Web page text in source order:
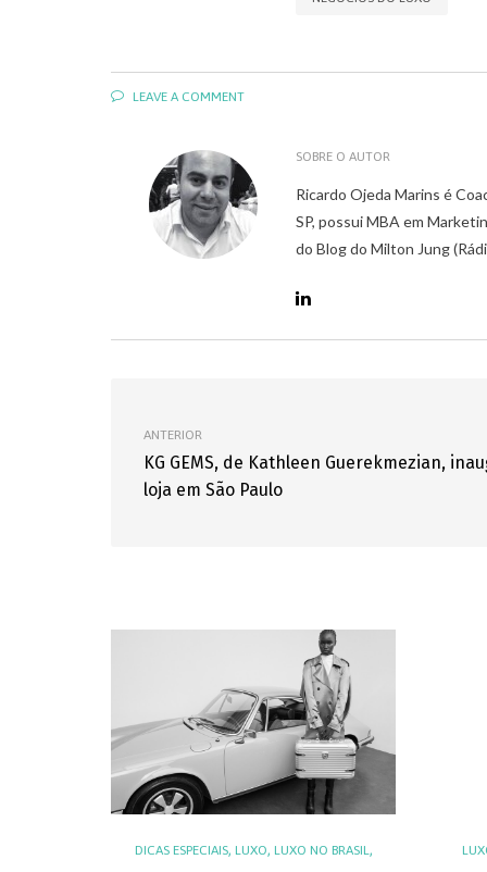
LEAVE A COMMENT
SOBRE O AUTOR
Ricardo Ojeda Marins é
SP, possui MBA em
do Blog do Milton Jung
ANTERIOR
KG GEMS, de Kathleen Guerekmezian,
loja em São Paulo
DICAS ESPECIAIS, LUXO, LUXO NO BRASIL,